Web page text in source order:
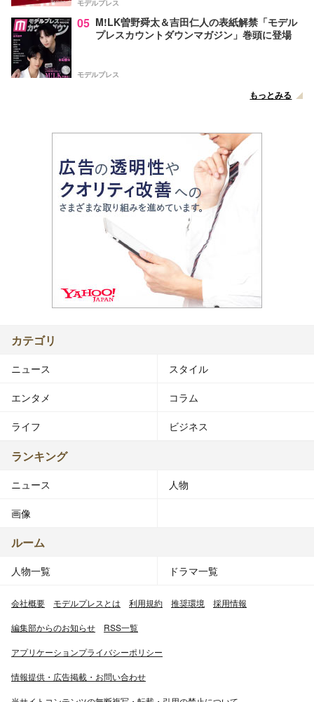
モデルプレス
05 M!LK曽野舜太＆吉田仁人の表紙解禁「モデル
プレスカウントダウンマガジン」巻頭に登場
モデルプレス
もっとみる
カテゴリ
ニュース スタイル
エンタメ コラム
ライフ ビジネス
ランキング
ニュース 人物
画像
ルーム
人物一覧 ドラマ一覧
会社概要 モデルプレスとは 利用規約 推奨環境 採用情報
編集部からのお知らせ RSS一覧
アプリケーションプライバシーポリシー
情報提供・広告掲載・お問い合わせ